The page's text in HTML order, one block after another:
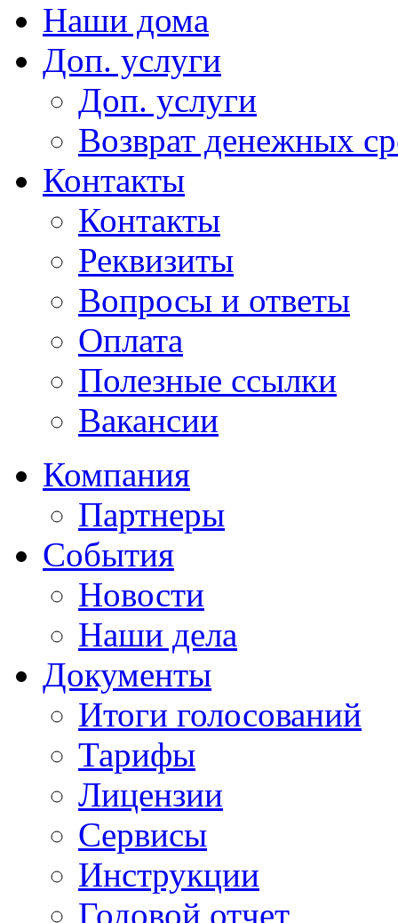
Наши дома
Доп. услуги
Доп. услуги
Возврат денежных
Контакты
Контакты
Реквизиты
Вопросы и ответы
Оплата
Полезные ссылки
Вакансии
Компания
Партнеры
События
Новости
Наши дела
Документы
Итоги голосований
Тарифы
Лицензии
Сервисы
Инструкции
Годовой отчет